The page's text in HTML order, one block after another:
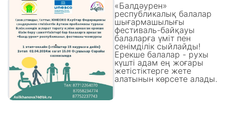
«Балдәурен»
республикалық балалар
шығармашылығы
фестиваль-байқауы
балаларға үміт пен
сенімділік сыйлайды!
Ерекше балалар - рухы
күшті адам ең жоғары
жетістіктерге жете
алатынын көрсете алады.